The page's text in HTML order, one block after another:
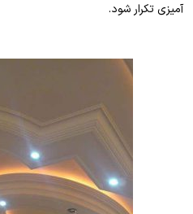
آمیزی تکرار شود.